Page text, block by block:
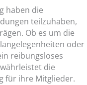
haben die
teilzuhaben,
Ob es um die
oder
reibungsloses
die
für ihre Mitglieder.